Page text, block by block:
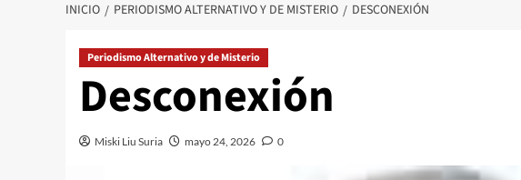
INICIO PERIODISMO ALTERNATIVO Y DE MISTERIO DESCONEXIÓN
Periodismo Alternativo y de Misterio
Desconexión
Miski Liu Suria mayo 24, 2026 0